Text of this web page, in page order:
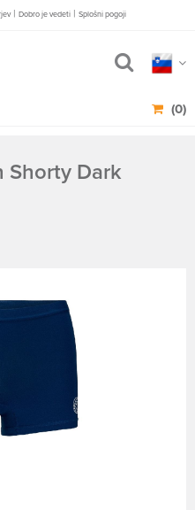
| Dobro je vedeti | Splošni pogoji
(0)
Shorty Dark